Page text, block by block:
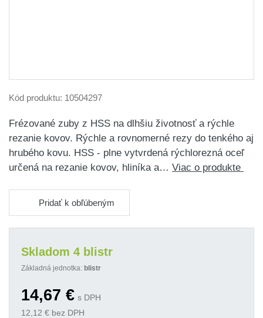
Kód produktu: 10504297
Frézované zuby z HSS na dlhšiu životnosť a rýchle
rezanie kovov. Rýchle a rovnomerné rezy do tenkého aj
hrubého kovu. HSS - plne vytvrdená rýchlorezná oceľ
určená na rezanie kovov, hliníka a… Viac o produkte
Pridať k obľúbeným
Skladom 4 blistr
Základná jednotka: blistr
14,67 € s DPH
12,12 € bez DPH